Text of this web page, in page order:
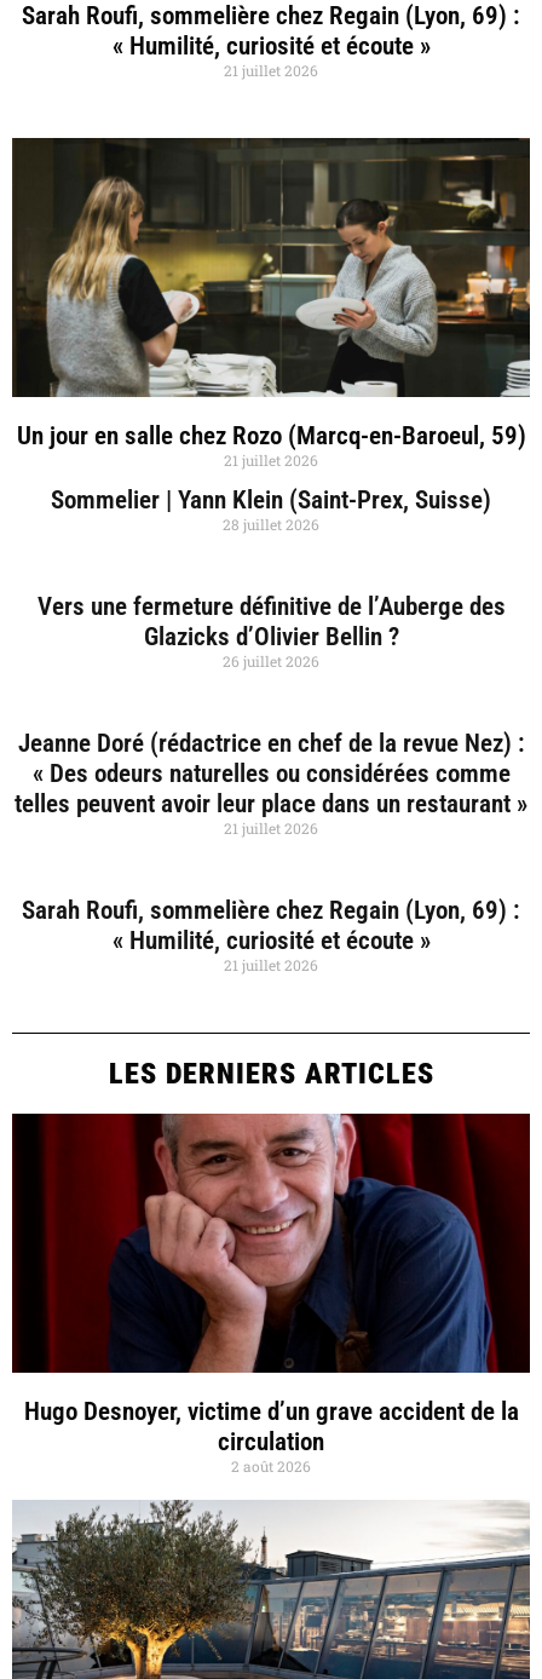
Sarah Roufi, sommelière chez Regain (Lyon, 69) :
« Humilité, curiosité et écoute »
21 juillet 2026
Un jour en salle chez Rozo (Marcq-en-Baroeul, 59)
21 juillet 2026
Sommelier | Yann Klein (Saint-Prex, Suisse)
28 juillet 2026
Vers une fermeture définitive de l’Auberge des
Glazicks d’Olivier Bellin ?
26 juillet 2026
Jeanne Doré (rédactrice en chef de la revue Nez) :
« Des odeurs naturelles ou considérées comme
telles peuvent avoir leur place dans un restaurant »
21 juillet 2026
Sarah Roufi, sommelière chez Regain (Lyon, 69) :
« Humilité, curiosité et écoute »
21 juillet 2026
LES DERNIERS ARTICLES
Hugo Desnoyer, victime d’un grave accident de la
circulation
2 août 2026